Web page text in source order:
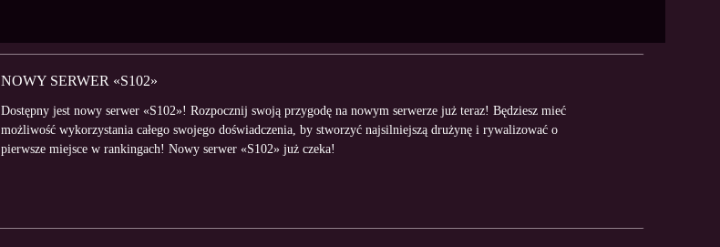
NOWY SERWER «S102»
Dostępny jest nowy serwer «S102»! Rozpocznij swoją przygodę na nowym serwerze już teraz! Będziesz mieć
możliwość wykorzystania całego swojego doświadczenia, by stworzyć najsilniejszą drużynę i rywalizować o
pierwsze miejsce w rankingach! Nowy serwer «S102» już czeka!